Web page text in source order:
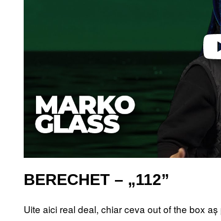
BERECHET – „112”
Uite aici real deal, chiar ceva out of the box